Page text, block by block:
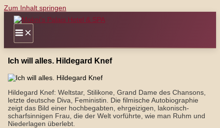
Zum Inhalt springen
Ich will alles. Hildegard Knef
Hildegard Knef: Weltstar, Stilikone, Grand Dame des Chansons,
letzte deutsche Diva, Feministin. Die filmische Autobiographie
zeigt das Bild einer hochbegabten, ehrgeizigen, lakonisch-
scharfsinnigen Frau, die der Welt vorführte, wie man Ruhm und
Niederlagen überlebt.